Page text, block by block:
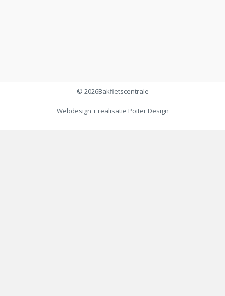
© 2026Bakfietscentrale
Webdesign + realisatie Poiter Design